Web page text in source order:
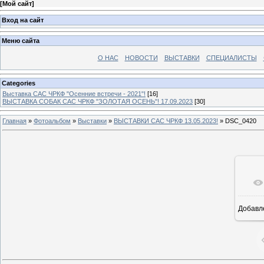
[Мой сайт]
Вход на сайт
Меню сайта
О НАС НОВОСТИ ВЫСТАВКИ СПЕЦИАЛИСТЫ
Categories
Выставка САС ЧРКФ "Осенние встречи - 2021"! [16]
ВЫСТАВКА СОБАК САС ЧРКФ "ЗОЛОТАЯ ОСЕНЬ"! 17.09.2023 [30]
Главная » Фотоальбом » Выставки » ВЫСТАВКИ САС ЧРКФ 13.05.2023! » DSC_0420